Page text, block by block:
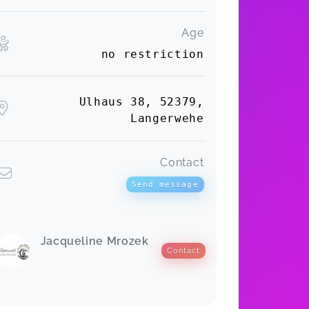
Age
no restriction
Ulhaus 38, 52379,
Langerwehe
Contact
Send message
Jacqueline Mrozek
Contact